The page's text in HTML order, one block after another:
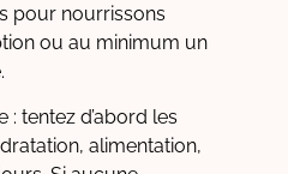
pour nourrissons
ou au minimum un
: tentez d’abord les
alimentation,